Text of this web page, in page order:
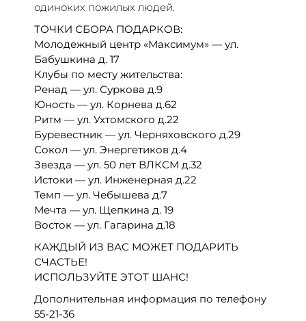
одиноких пожилых людей.
ТОЧКИ СБОРА ПОДАРКОВ:
Молодежный центр «Максимум» — ул.
Бабушкина д. 17
Клубы по месту жительства:
Ренад — ул. Суркова д.9
Юность — ул. Корнева д.62
Ритм — ул. Ухтомского д.22
Буревестник — ул. Черняховского д.29
Сокол — ул. Энергетиков д.4
Звезда — ул. 50 лет ВЛКСМ д.32
Истоки — ул. Инженерная д.22
Темп — ул. Чебышева д.7
Мечта — ул. Щепкина д. 19
Восток — ул. Гагарина д.18
КАЖДЫЙ ИЗ ВАС МОЖЕТ ПОДАРИТЬ
СЧАСТЬЕ!
ИСПОЛЬЗУЙТЕ ЭТОТ ШАНС!
Дополнительная информация по телефону
55-21-36